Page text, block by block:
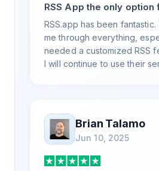
RSS App the only option
generation
RSS.app has been
me through everything,
needed a customized RSS
I will continue to use their
Brian Talamo
Jun 10, 2025